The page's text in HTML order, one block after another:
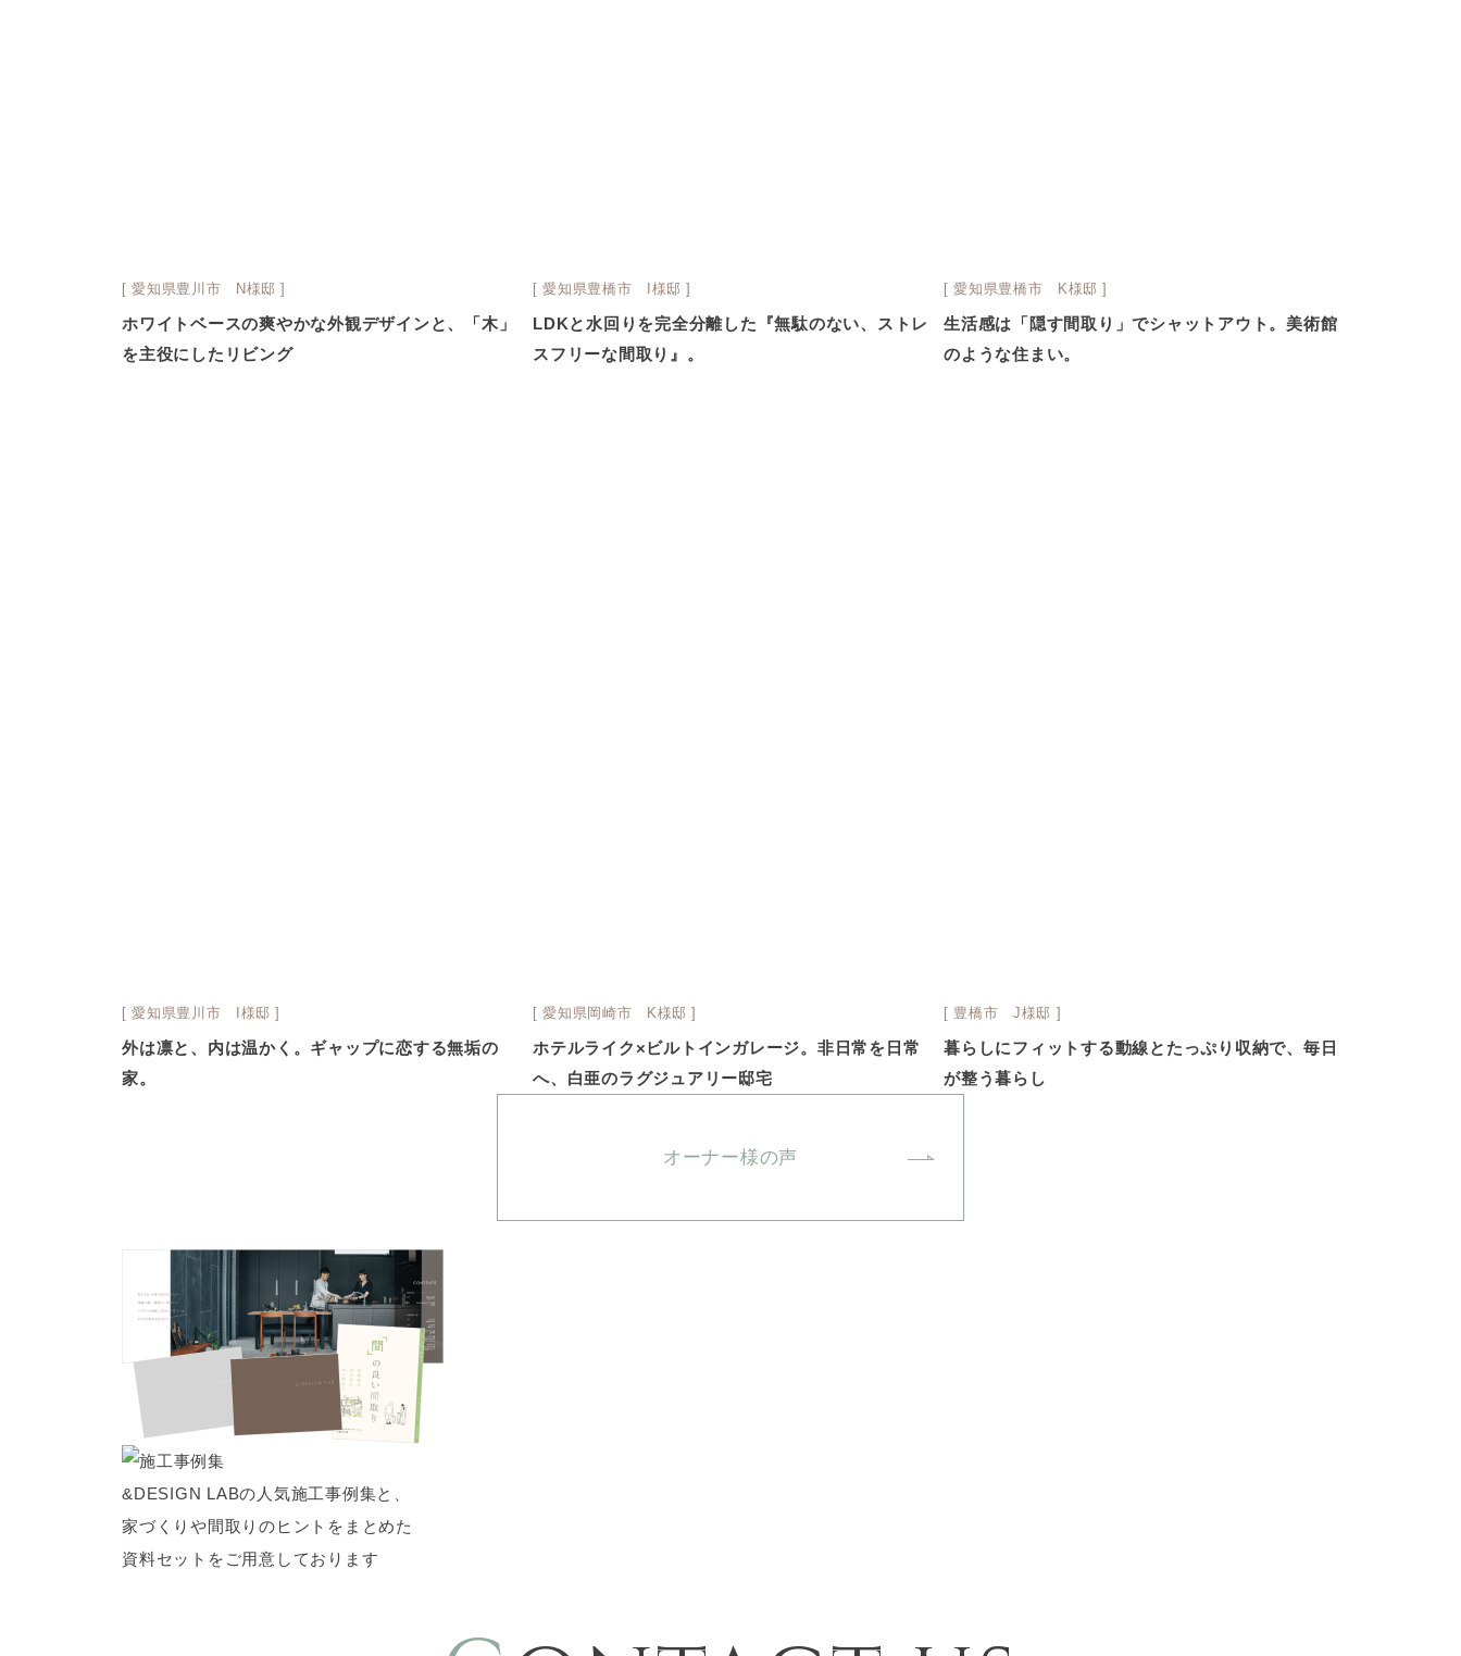
[ 愛知県豊川市 N様邸 ]
ホワイトベースの爽やかな外観デザインと、「木」
を主役にしたリビング
[ 愛知県豊橋市 I様邸 ]
LDKと水回りを完全分離した『無駄のない、ストレ
スフリーな間取り』。
[ 愛知県豊橋市 K様邸 ]
生活感は「隠す間取り」でシャットアウト。美術館
のような住まい。
[ 愛知県豊川市 I様邸 ]
外は凛と、内は温かく。ギャップに恋する無垢の
家。
[ 愛知県岡崎市 K様邸 ]
ホテルライク×ビルトインガレージ。非日常を日常
へ、白亜のラグジュアリー邸宅
[ 豊橋市 J様邸 ]
暮らしにフィットする動線とたっぷり収納で、毎日
が整う暮らし
オーナー様の声
&DESIGN LABの人気施工事例集と、
家づくりや間取りのヒントをまとめた
資料セットをご用意しております